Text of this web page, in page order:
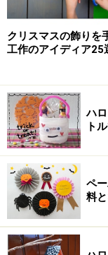
【手順1】
厚紙を丸めて筒
り覆いかぶさる
す。
【手順2】
手順1で準備した
クリスマスの飾りを
工作のアイディア25
ハ
ト
ペ
料